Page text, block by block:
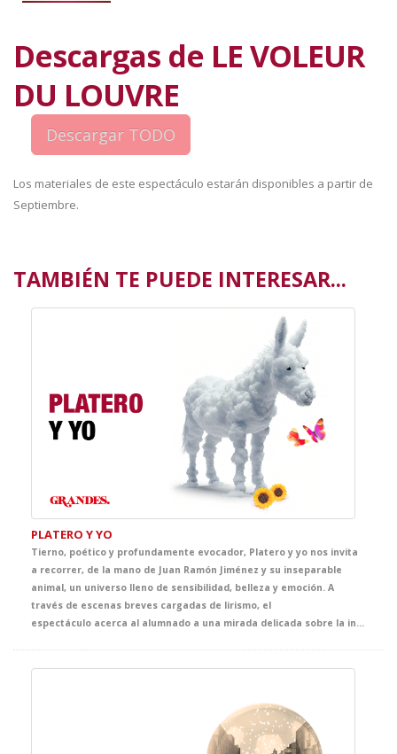
Descargas de LE VOLEUR
DU LOUVRE
Los materiales de este espectáculo estarán disponibles a partir de
Septiembre.
TAMBIÉN TE PUEDE INTERESAR...
PLATERO Y YO
Tierno, poético y profundamente evocador, Platero y yo nos invita
a recorrer, de la mano de Juan Ramón Jiménez y su inseparable
animal, un universo lleno de sensibilidad, belleza y emoción. A
través de escenas breves cargadas de lirismo, el